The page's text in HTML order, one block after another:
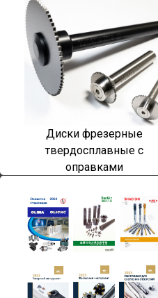
Диски фрезерные
твердосплавные с
оправками